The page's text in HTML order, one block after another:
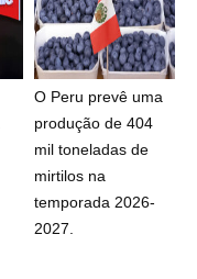
O Peru prevê uma
produção de 404
mil toneladas de
mirtilos na
temporada 2026-
2027.